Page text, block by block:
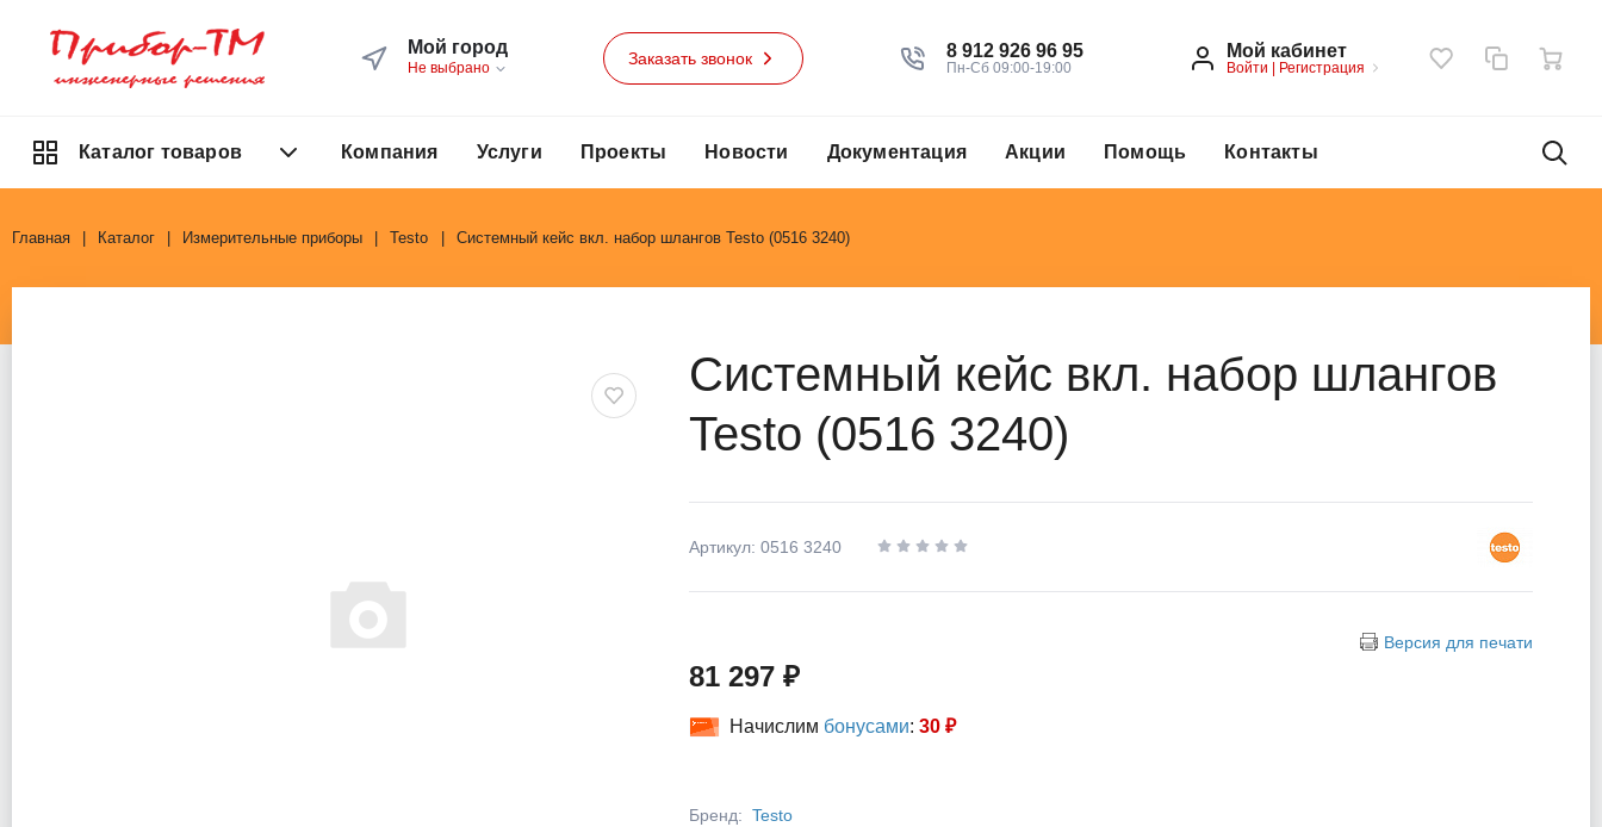
Мой город
Не выбрано
Заказать звонок 8 912 926 96 95
Пн-Сб 09:00-19:00
Мой кабинет
Войти | Регистрация
Каталог товаров Компания Услуги Проекты Новости Документация Акции Помощь Контакты
Главная Каталог Измерительные приборы Testo Системный кейс вкл. набор шлангов Testo (0516 3240)
Системный кейс вкл. набор шлангов
Testo (0516 3240)
Артикул: 0516 3240
Версия для печати
81 297 ₽
Начислим бонусами: 30 ₽
Бренд: Testo